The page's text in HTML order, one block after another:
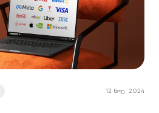
12 ნოე. 2024